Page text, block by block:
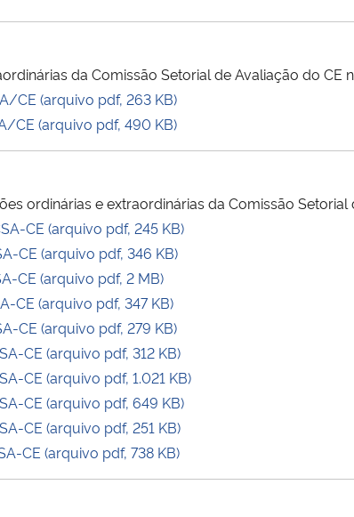
da Comissão Setorial de Avaliação do CE
CE (arquivo pdf, 263 KB)
CE (arquivo pdf, 490 KB)
ordinárias e extraordinárias da Comissão
CE (arquivo pdf, 245 KB)
CE (arquivo pdf, 346 KB)
CE (arquivo pdf, 2 MB)
CE (arquivo pdf, 347 KB)
CE (arquivo pdf, 279 KB)
CE (arquivo pdf, 312 KB)
CE (arquivo pdf, 1.021 KB)
CE (arquivo pdf, 649 KB)
CE (arquivo pdf, 251 KB)
CE (arquivo pdf, 738 KB)